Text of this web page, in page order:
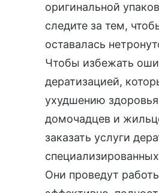
оригинальной
следите за тем,
оставалась
Чтобы избежать
дератизацией,
ухудшению здоровья
домочадцев и
заказать услуги
Они проведут